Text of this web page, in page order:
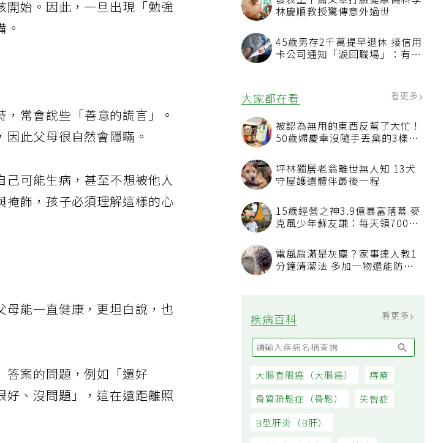
發表上千篇文章打臉健康偽科學
林慶順教授驚傳意外過世
45歲男存2千萬提早退休 接信用
卡公司通知「淚回職場」：有錢
大家都在看
被認為無用的東西反幫了大忙！
50歲婦慶幸沒隨手丟棄的3樣物
坪林獨居老翁離世無人知 13犬
守屋護遺體伴最後一程
15歲經營之神3.9億暴富落幕 麥
電風扇滿是灰塵？家事達人教1
疾病百科
始。因此，一旦出現「勉強
常會說些「善意的謊言」。
此父母很自然會隱瞞。
己可能生病，甚至不想被他人
飾，孩子必須理解這樣的心
能一直健康，更坦白說，也
案的問題，例如「還好
好、沒問題」，這在遠距離照